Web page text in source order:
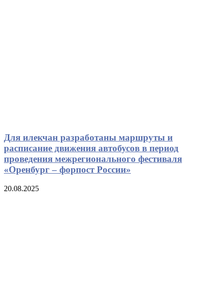
Для илекчан разработаны маршруты и
расписание движения автобусов в период
проведения межрегионального фестиваля
«Оренбург – форпост России»
20.08.2025